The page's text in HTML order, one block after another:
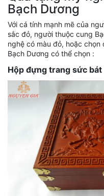
Bạch Dương
Với cá tính mạnh mẽ của
sắc đỏ, người thuộc cung
nghệ có màu đỏ, hoặc
Bạch Dương có thể chọn :
Hộp đựng trang sức